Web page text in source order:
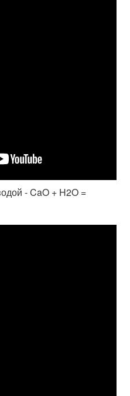
- CaO + H2O =